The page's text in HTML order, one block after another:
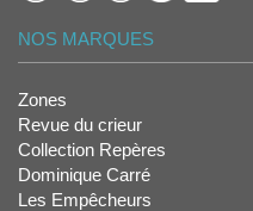
NOS MARQUES
Zones
Revue du crieur
Collection Repères
Dominique Carré
Les Empêcheurs